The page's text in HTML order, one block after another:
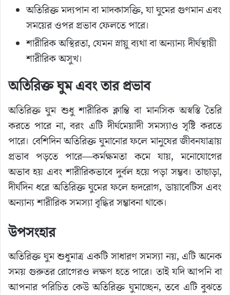
অতিরিক্ত মদ্যপান বা মাদকাসক্তি, যা ঘুমের গুণমান এবং
সময়ের ওপর প্রভাব ফেলতে পারে।
শারীরিক অস্থিরতা, যেমন স্নায়ু ব্যথা বা অন্যান্য দীর্ঘস্থায়ী
শারীরিক অসুখ।
অতিরিক্ত ঘুম এবং তার প্রভাব
অতিরিক্ত ঘুম শুধু শারীরিক ক্লান্তি বা মানসিক অস্বস্তি তৈরি
করতে পারে না, বরং এটি দীর্ঘমেয়াদী সমস্যাও সৃষ্টি করতে
পারে। বেশিদিন অতিরিক্ত ঘুমানোর ফলে মানুষের জীবনযাত্রায়
প্রভাব পড়তে পারে—কর্মক্ষমতা কমে যায়, মনোযোগের
অভাব হয় এবং শারীরিকভাবে দুর্বল হয়ে পড়া সম্ভব। তাছাড়া,
দীর্ঘদিন ধরে অতিরিক্ত ঘুমের ফলে হৃদরোগ, ডায়াবেটিস এবং
অন্যান্য শারীরিক সমস্যা বৃদ্ধির সম্ভাবনা থাকে।
উপসংহার
অতিরিক্ত ঘুম শুধুমাত্র একটি সাধারণ সমস্যা নয়, এটি অনেক
সময় গুরুতর রোগেরও লক্ষণ হতে পারে। তাই যদি আপনি বা
আপনার পরিচিত কেউ অতিরিক্ত ঘুমাচ্ছেন, তবে এটি বুঝতে